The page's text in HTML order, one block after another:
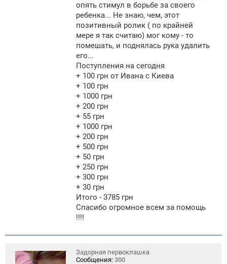
опять стимул в борьбе за своего
ребенка... Не знаю, чем, этот
позитивный ролик ( по крайней
мере я так считаю) мог кому - то
помешать, и поднялась рука удалить
его...
Поступления на сегодня
+ 100 грн от Ивана с Киева
+ 100 грн
+ 1000 грн
+ 200 грн
+ 55 грн
+ 1000 грн
+ 200 грн
+ 500 грн
+ 50 грн
+ 250 грн
+ 300 грн
+ 30 грн
Итого - 3785 грн
Спасибо огромное всем за помощь
!!!!
Задорная первоклашка
Сообщения: 300